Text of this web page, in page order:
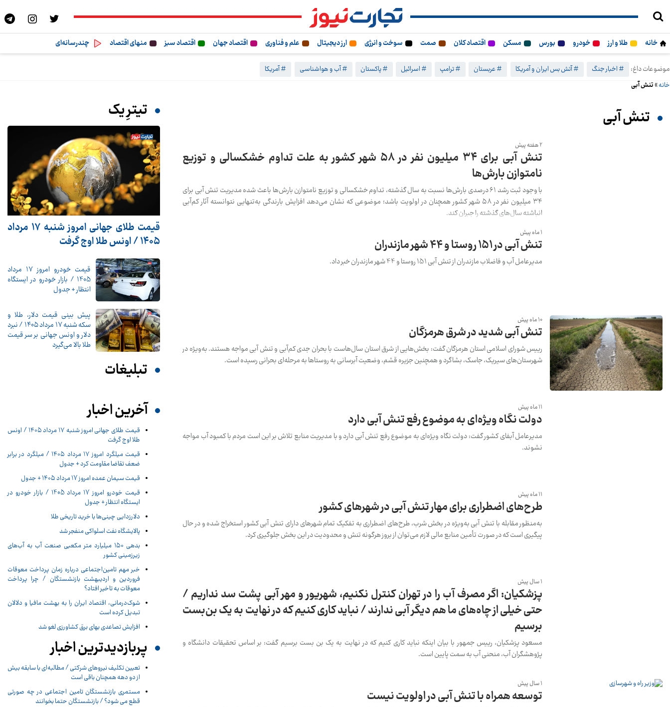
خانه طلا و ارز خودرو بورس مسکن اقتصاد کلان صمت سوخت و انرژی ارز دیجیتال علم و فناوری اقتصاد جهان اقتصاد سبز منهای اقتصاد چندرسانه‌ای
موضوعات داغ: # اخبار جنگ # آتش بس ایران و آمریکا # عربستان # ترامپ # اسرائیل # پاکستان # آب و هواشناسی # آمریکا
خانه» تنش آبی
تنش آبی
2 هفته پیش
تنش آبی برای ۳۴ میلیون نفر در ۵۸ شهر کشور به علت تداوم خشکسالی و توزیع
نامتوازن بارش‌ها
با وجود ثبت رشد ۶۱ درصدی بارش‌ها نسبت به سال گذشته، تداوم خشکسالی و توزیع نامتوازن بارش‌ها باعث شده مدیریت تنش آبی برای
۳۴ میلیون نفر در ۵۸ شهر کشور همچنان در اولویت باشد؛ موضوعی که نشان می‌دهد افزایش بارندگی به‌تنهایی نتوانسته آثار کم‌آبی
انباشته سال‌های گذشته را جبران کند.
1 ماه پیش
تنش آبی در 151 روستا و 44 شهر مازندران
مدیرعامل آب و فاضلاب مازندران از تنش آبی 151 روستا و 44 شهر مازندران خبر داد.
10 ماه پیش
تنش آبی شدید در شرق هرمزگان
رییس شورای اسلامی استان هرمزگان گفت: بخش‌هایی از شرق استان سال‌هاست با بحران جدی کم‌آبی و تنش آبی مواجه هستند. به‌ویژه در
شهرستان‌های سیریک، جاسک، بشاگرد و همچنین جزیره قشم، وضعیت آبرسانی به روستاها به مرحله‌ای بحرانی رسیده است.
11 ماه پیش
دولت نگاه ویژه‌ای به موضوع رفع تنش آبی دارد
مدیرعامل آبفای کشور گفت: دولت نگاه ویژه‌ای به موضوع رفع تنش آبی دارد و با مدیریت منابع تلاش بر این است مردم با کمبود آب مواجه
نشوند.
11 ماه پیش
طرح‌های اضطراری برای مهار تنش آبی در شهرهای کشور
به‌منظور مقابله با تنش آبی به‌ویژه در بخش شرب، طرح‌های اضطراری به تفکیک تمام شهرهای دارای تنش آبی کشور استخراج شده و در حال
پیگیری است که در صورت تأمین منابع مالی لازم می‌توان از بروز هرگونه تنش و محدودیت در این بخش جلوگیری کرد.
1 سال پیش
پزشکیان: اگر مصرف آب را در تهران کنترل نکنیم، شهریور و مهر آبی پشت سد نداریم /
حتی خیلی از چاه‌های ما هم دیگر آبی ندارند / نباید کاری کنیم که در نهایت به یک بن‌بست
برسیم
مسعود پزشکیان، رییس جمهور با بیان اینکه نباید کاری کنیم که در نهایت به یک بن بست برسیم گفت: بر اساس تحقیقات دانشگاه و
پژوهشگران آب، منحنی آب به سمت پایین است.
1 سال پیش
توسعه همراه با تنش آبی در اولویت نیست
تیترِ یک
قیمت طلای جهانی امروز شنبه ۱۷ مرداد
۱۴۰۵ / اونس طلا اوج گرفت
قیمت خودرو امروز 17 مرداد
1405 / بازار خودرو در ایستگاه
انتظار + جدول
پیش ‌بینی قیمت دلار، طلا و
سکه شنبه ۱۷ مرداد ۱۴۰۵ / نبرد
دلار و اونس جهانی بر سر قیمت
طلا بالا می‌گیرد
تبلیغات
آخرین اخبار
قیمت طلای جهانی امروز شنبه ۱۷ مرداد ۱۴۰۵ / اونس
طلا اوج گرفت
قیمت میلگرد امروز ۱۷ مرداد ۱۴۰۵ / میلگرد در برابر
ضعف تقاضا مقاومت کرد + جدول
قیمت سیمان عمده امروز 17 مرداد ۱۴۰۵ + جدول
قیمت خودرو امروز 17 مرداد 1405 / بازار خودرو در
ایستگاه انتظار + جدول
دلارزدایی چینی‌ها با خرید تاریخی طلا
پالایشگاه نفت اسلواکی منفجر شد
بدهی ۱۵۰ میلیارد متر مکعبی صنعت آب به آب‌های
زیرزمینی کشور
خبر مهم تامین‌اجتماعی درباره زمان پرداخت معوقات
فروردین و اردیبهشت بازنشستگان / چرا پرداخت
معوقات به تاخیر افتاد؟
شوک‌درمانی، اقتصاد ایران را به بهشت مافیا و دلالان
تبدیل کرده است
افزایش تصاعدی بهای برق کشاورزی لغو شد
پربازدیدترین اخبار
تعیین تکلیف نیروهای شرکتی / مطالبه‌ای با سابقه بیش
از دو دهه همچنان باقی است
مستمری بازنشستگان تامین اجتماعی در چه صورتی
قطع می شود؟ / بازنشستگان حتما بخوانند